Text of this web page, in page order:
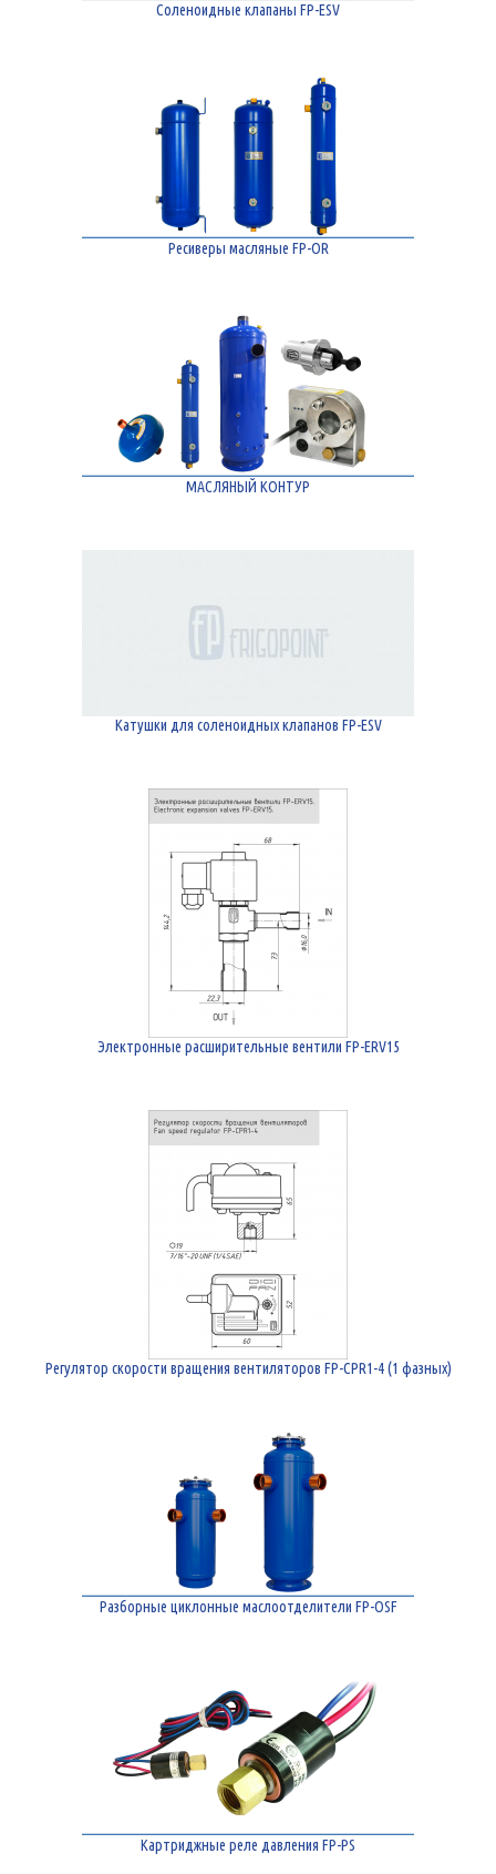
Соленоидные клапаны FP-ESV
Ресиверы масляные FP-OR
МАСЛЯНЫЙ КОНТУР
Катушки для соленоидных клапанов FP-ESV
Электронные расширительные вентили FP-ERV15
Регулятор скорости вращения вентиляторов FP-CPR1-4 (1 фазных)
Разборные циклонные маслоотделители FP-OSF
Картриджные реле давления FP-PS